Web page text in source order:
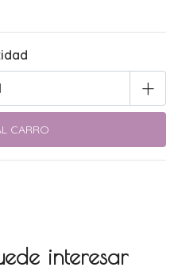
+
interesar